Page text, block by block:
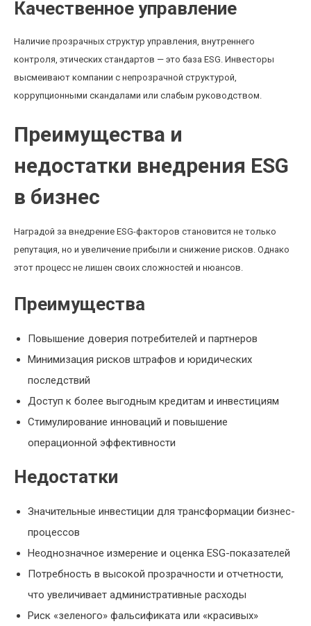
Качественное управление
Наличие прозрачных структур управления, внутреннего
контроля, этических стандартов — это база ESG. Инвесторы
высмеивают компании с непрозрачной структурой,
коррупционными скандалами или слабым руководством.
Преимущества и
недостатки внедрения ESG
в бизнес
Наградой за внедрение ESG-факторов становится не только
репутация, но и увеличение прибыли и снижение рисков. Однако
этот процесс не лишен своих сложностей и нюансов.
Преимущества
Повышение доверия потребителей и партнеров
Минимизация рисков штрафов и юридических
последствий
Доступ к более выгодным кредитам и инвестициям
Стимулирование инноваций и повышение
операционной эффективности
Недостатки
Значительные инвестиции для трансформации бизнес-
процессов
Неоднозначное измерение и оценка ESG-показателей
Потребность в высокой прозрачности и отчетности,
что увеличивает административные расходы
Риск «зеленого» фальсификата или «красивых»